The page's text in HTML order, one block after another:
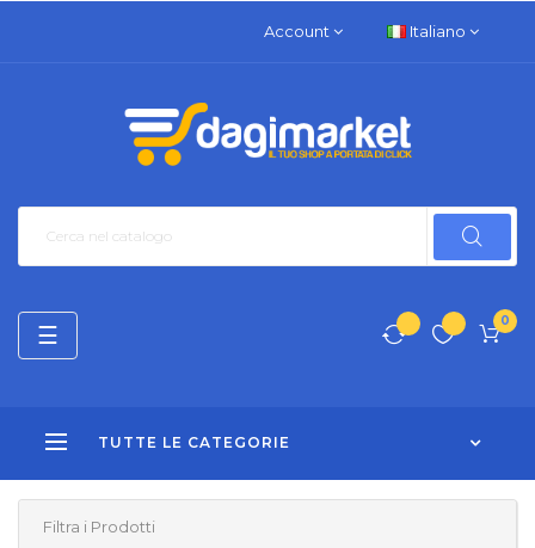
Account Italiano
0
TUTTE LE CATEGORIE
navigazione
Toggle
☰
Filtra i Prodotti